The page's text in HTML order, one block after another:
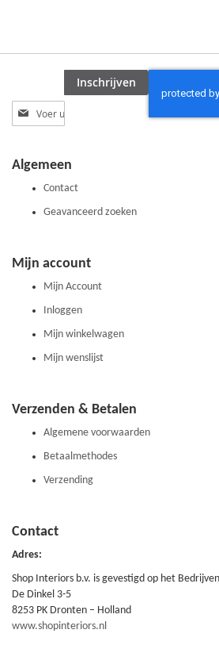
Abonneer
u
nieuwsbrief
Inschrijven
Algemeen
Contact
Geavanceerd zoeken
Mijn account
Mijn Account
Inloggen
Mijn winkelwagen
Mijn wenslijst
Verzenden & Betalen
Algemene voorwaarden
Betaalmethodes
Verzending
Contact
Adres:
Shop Interiors b.v. is gevestigd op het
De Dinkel 3-5
8253 PK Dronten – Holland
www.shopinteriors.nl